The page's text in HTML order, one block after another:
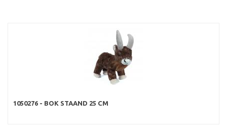
1050276 - BOK STAAND 25 CM